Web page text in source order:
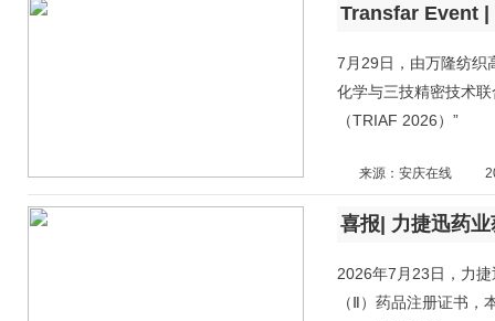
7月29日，由万隆纺织
化学与三技精密技术
（TRIAF 2026）”
来源：安庆在线
喜报| 力捷迅药
2026年7月23日，力
（Ⅱ）药品注册证书